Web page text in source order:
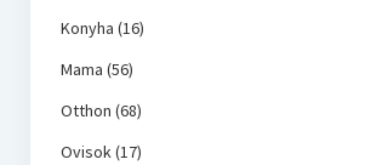
Konyha (16)
Mama (56)
Otthon (68)
Ovisok(17)